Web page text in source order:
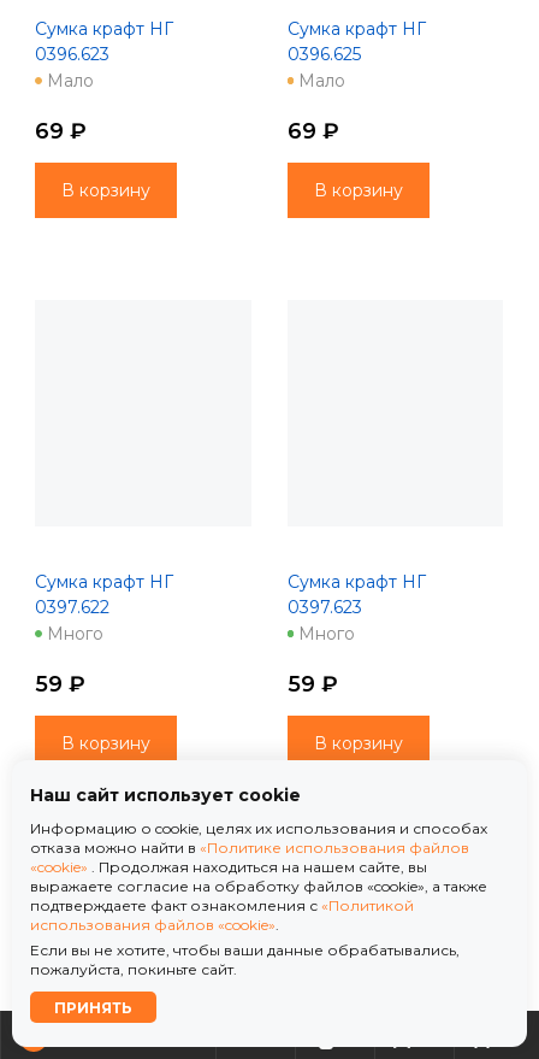
Сумка крафт НГ
0396.623
Мало
69 ₽
В корзину
Сумка крафт НГ
0396.625
Мало
69 ₽
В корзину
Сумка крафт НГ
0397.622
Много
59 ₽
В корзину
Сумка крафт НГ
0397.623
Много
59 ₽
В корзину
Наш сайт использует cookie
Информацию о cookie, целях их использования и способах
отказа можно найти в «Политике использования файлов
«cookie» . Продолжая находиться на нашем сайте, вы
выражаете согласие на обработку файлов «cookie», а также
подтверждаете факт ознакомления с «Политикой
использования файлов «cookie».
Если вы не хотите, чтобы ваши данные обрабатывались,
пожалуйста, покиньте сайт.
ПРИНЯТЬ